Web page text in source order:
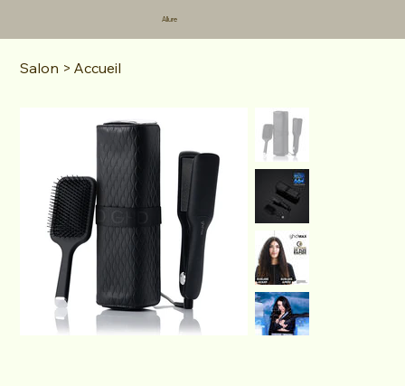
Allure
Salon > Accueil